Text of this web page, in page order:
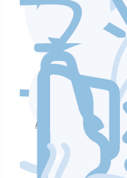
Аппараты
Аппараты для